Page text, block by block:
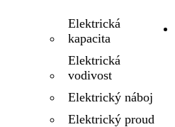
Elektrická
kapacita
Elektrická
vodivost
Elektrický náboj
Elektrický proud